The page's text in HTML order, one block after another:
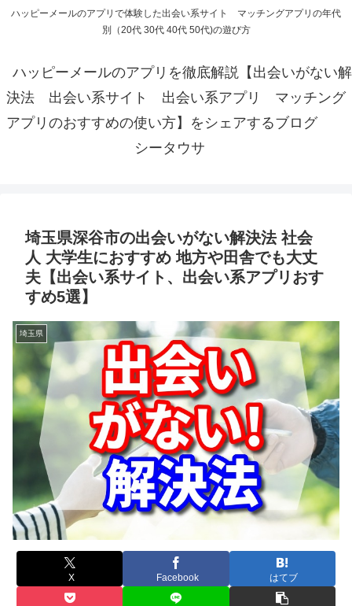
ハッピーメールのアプリで体験した出会い系サイト マッチングアプリの年代
別（20代 30代 40代 50代)の遊び方
ハッピーメールのアプリを徹底解説【出会いがない解
決法 出会い系サイト 出会い系アプリ マッチング
アプリのおすすめの使い方】をシェアするブログ
シータウサ
埼玉県深谷市の出会いがない解決法 社会
人 大学生におすすめ 地方や田舎でも大丈
夫【出会い系サイト、出会い系アプリおす
すめ5選】
埼玉県
X Facebook はてブ